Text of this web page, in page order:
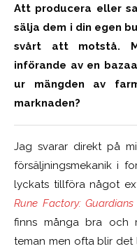
Att producera eller
sälja dem i din egen
svårt att motstå.
införande av en baza
ur mängden av
marknaden?
Jag svarar direkt på
försäljningsmekanik i
lyckats tillföra något
Rune Factory:
finns många bra och
teman men ofta blir det